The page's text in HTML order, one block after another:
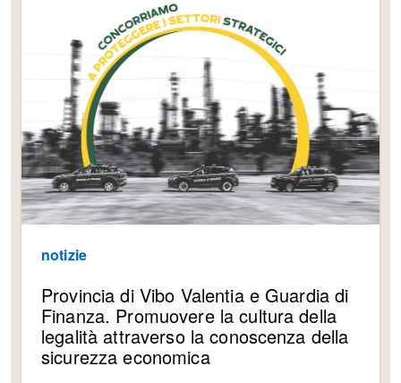
notizie
Provincia di Vibo Valentia e Guardia di
Finanza. Promuovere la cultura della
legalità attraverso la conoscenza della
sicurezza economica